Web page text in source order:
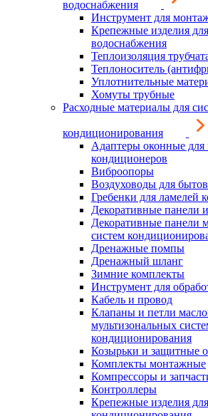
водоснабжения
Инструмент для
Крепежные изделия
водоснабжения
Теплоизоляция
Теплоноситель
Уплотнительные
Хомуты трубные
Расходные материалы для
кондиционирования
Адаптеры оконные
кондиционеров
Виброопоры
Воздуховоды для
Гребенки для ламелей
Декоративные панели
Декоративные панели
систем
Дренажные помпы
Дренажный шланг
Зимние комплекты
Инструмент для
Кабель и провод
Клапаны и петли
мультизональных
кондиционирования
Козырьки и защитные
Комплекты монтажные
Компрессоры и
Контроллеры
Крепежные изделия